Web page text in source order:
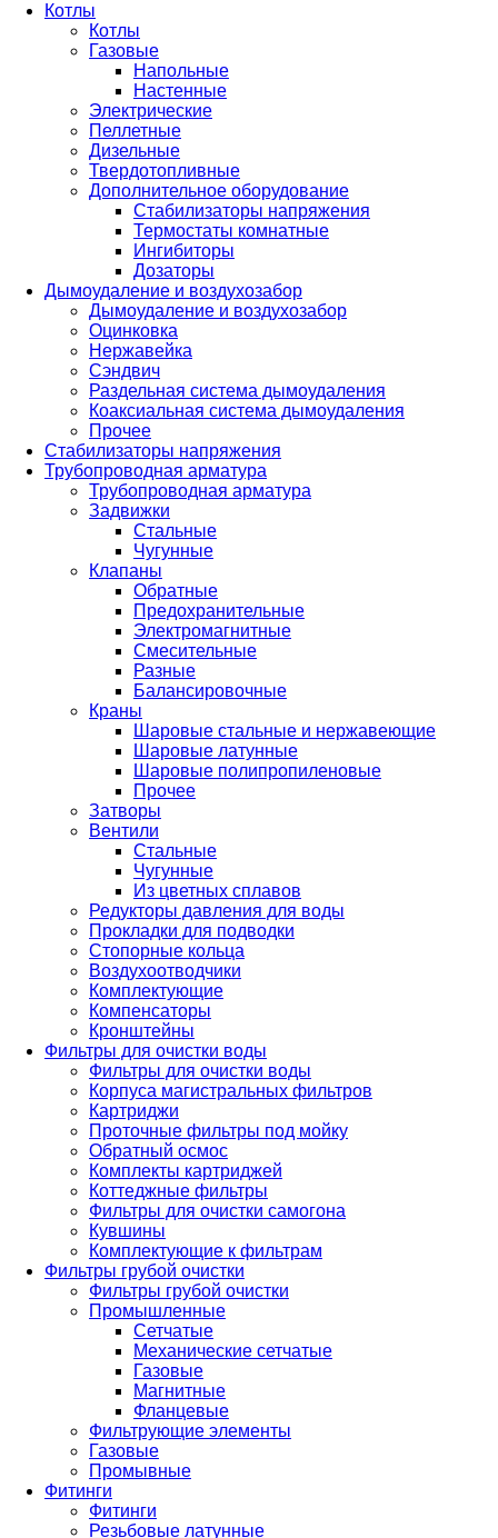
Котлы
Котлы
Газовые
Напольные
Настенные
Электрические
Пеллетные
Дизельные
Твердотопливные
Дополнительное оборудование
Стабилизаторы напряжения
Термостаты комнатные
Ингибиторы
Дозаторы
Дымоудаление и воздухозабор
Дымоудаление и воздухозабор
Оцинковка
Нержавейка
Сэндвич
Раздельная система дымоудаления
Коаксиальная система дымоудаления
Прочее
Стабилизаторы напряжения
Трубопроводная арматура
Трубопроводная арматура
Задвижки
Стальные
Чугунные
Клапаны
Обратные
Предохранительные
Электромагнитные
Смесительные
Разные
Балансировочные
Краны
Шаровые стальные и нержавеющие
Шаровые латунные
Шаровые полипропиленовые
Прочее
Затворы
Вентили
Стальные
Чугунные
Из цветных сплавов
Редукторы давления для воды
Прокладки для подводки
Стопорные кольца
Воздухоотводчики
Комплектующие
Компенсаторы
Кронштейны
Фильтры для очистки воды
Фильтры для очистки воды
Корпуса магистральных фильтров
Картриджи
Проточные фильтры под мойку
Обратный осмос
Комплекты картриджей
Коттеджные фильтры
Фильтры для очистки самогона
Кувшины
Комплектующие к фильтрам
Фильтры грубой очистки
Фильтры грубой очистки
Промышленные
Сетчатые
Механические сетчатые
Газовые
Магнитные
Фланцевые
Фильтрующие элементы
Газовые
Промывные
Фитинги
Фитинги
Резьбовые латунные